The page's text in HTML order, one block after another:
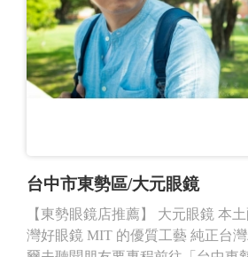
台中市東勢區/大元眼鏡
【東勢眼鏡店推薦】 大元眼鏡 本
灣好眼鏡 MIT 的優質工藝 純正台